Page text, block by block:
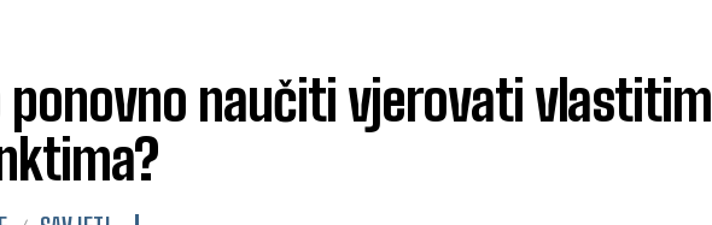
ponovno naučiti vjerovati vlastitim